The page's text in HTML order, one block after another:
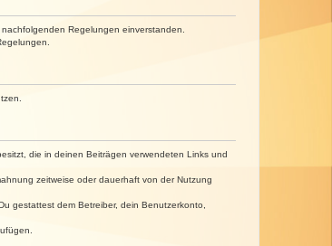
Regelungen einverstanden.
die in deinen Beiträgen verwendeten Links und
zeitweise oder dauerhaft von der Nutzung
gestattest dem Betreiber, dein Benutzerkonto,